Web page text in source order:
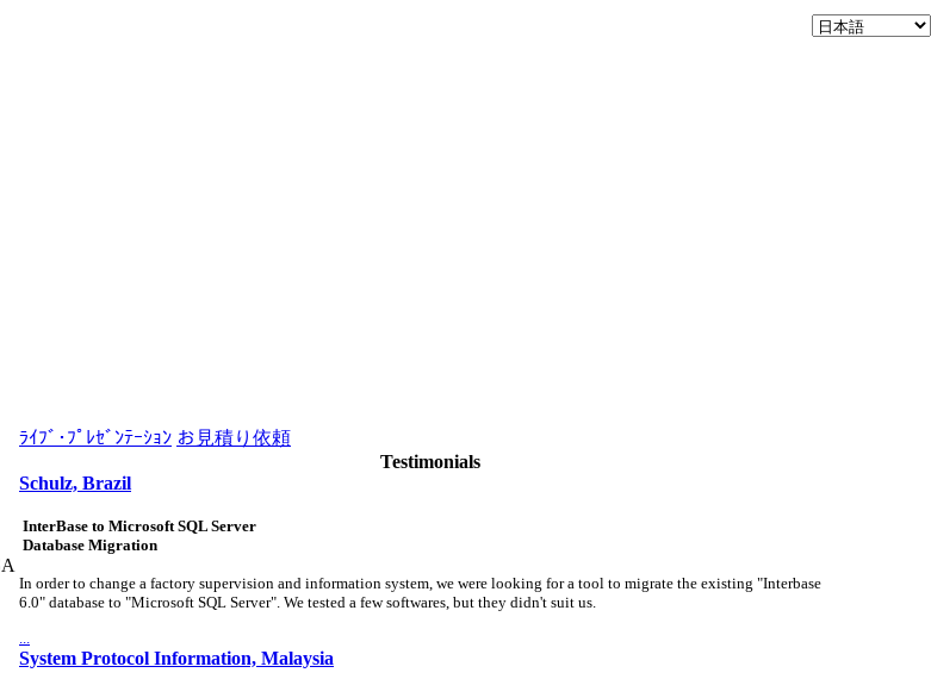
ﾗｲﾌﾞ･ﾌﾟﾚｾﾞﾝﾃｰｼｮﾝ お見積り依頼
Testimonials
Schulz, Brazil
InterBase to Microsoft SQL Server
Database Migration
In order to change a factory supervision and information system, we were looking for a tool to migrate the existing "Interbase
6.0" database to "Microsoft SQL Server". We tested a few softwares, but they didn't suit us.
System Protocol Information, Malaysia